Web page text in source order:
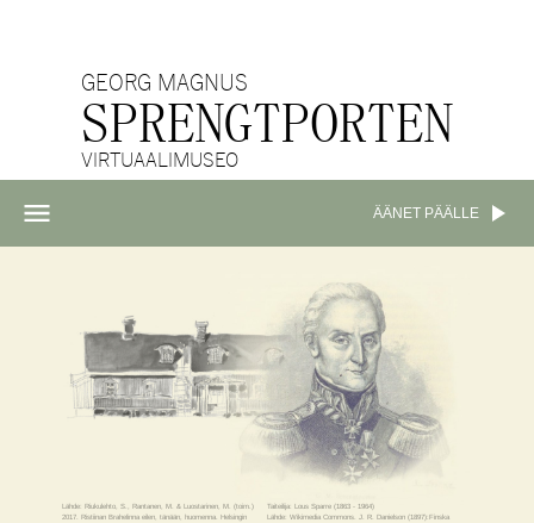
GEORG MAGNUS
SPRENGTPORTEN
VIRTUAALIMUSEO
ÄÄNET PÄÄLLE
Lähde: Riukulehto, S., Rantanen, M. & Luostarinen, M. (toim.)
2017. Ristiinan Brahelinna eilen, tänään, huomenna. Helsingin
Taiteilija: Lous Sparre (1863 - 1964)
Lähde: Wikimedia Commons. J. R. Danielson (1897):Finska